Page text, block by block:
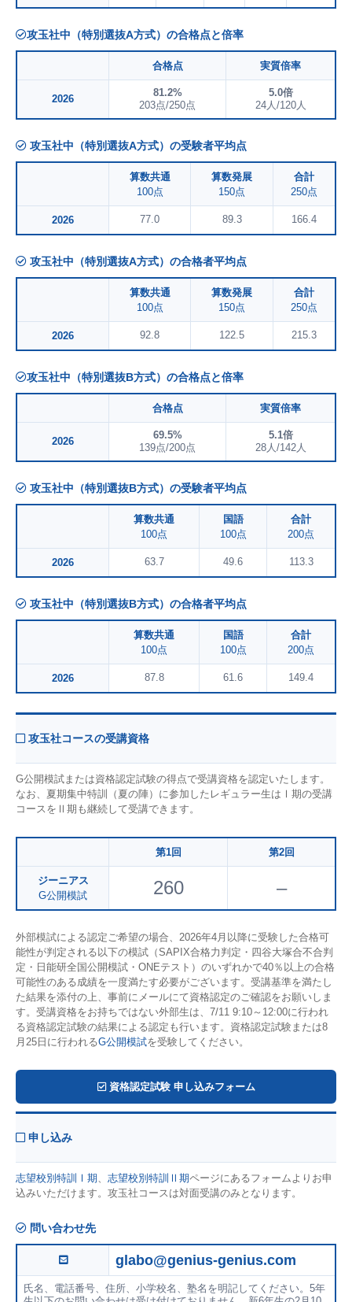
攻玉社中（特別選抜A方式）の合格点と倍率
合格点 実質倍率
2026
81.2%
203点/250点
5.0倍
24人/120人
攻玉社中（特別選抜A方式）の受験者平均点
算数共通
100点
算数発展
150点
合計
250点
2026 77.0 89.3 166.4
攻玉社中（特別選抜A方式）の合格者平均点
算数共通
100点
算数発展
150点
合計
250点
2026 92.8 122.5 215.3
攻玉社中（特別選抜B方式）の合格点と倍率
合格点 実質倍率
2026
69.5%
139点/200点
5.1倍
28人/142人
攻玉社中（特別選抜B方式）の受験者平均点
算数共通
100点
国語
100点
合計
200点
2026 63.7 49.6 113.3
攻玉社中（特別選抜B方式）の合格者平均点
算数共通
100点
国語
100点
合計
200点
2026 87.8 61.6 149.4
攻玉社コースの受講資格
G公開模試または資格認定試験の得点で受講資格を認定いたします。
なお、夏期集中特訓（夏の陣）に参加したレギュラー生はⅠ期の受講
コースをⅡ期も継続して受講できます。
第1回 第2回
ジーニアス
G公開模試
260 –
外部模試による認定ご希望の場合、2026年4月以降に受験した合格可
能性が判定される以下の模試（SAPIX合格力判定・四谷大塚合不合判
定・日能研全国公開模試・ONEテスト）のいずれかで40％以上の合格
可能性のある成績を一度満たす必要がございます。受講基準を満たし
た結果を添付の上、事前にメールにて資格認定のご確認をお願いしま
す。受講資格をお持ちではない外部生は、7/11 9:10～12:00に行われ
る資格認定試験の結果による認定も行います。資格認定試験または8
月25日に行われるG公開模試を受験してください。
資格認定試験 申し込みフォーム
申し込み
志望校別特訓Ⅰ期、 志望校別特訓Ⅱ期ページにあるフォームよりお申
込みいただけます。攻玉社コースは対面受講のみとなります。
問い合わせ先
glabo@genius-genius.com
氏名、電話番号、住所、小学校名、塾名を明記してください。5年